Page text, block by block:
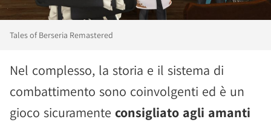
Tales of Berseria Remastered
Nel complesso, la storia e il sistema di
combattimento sono coinvolgenti ed è un
gioco sicuramente consigliato agli amanti